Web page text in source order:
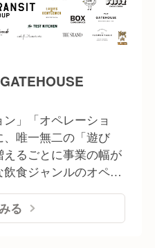
」「オペレーショ
唯一無二の「遊び
るごとに事業の幅が
食ジャンルのオペレ
チで事業展開をして
る